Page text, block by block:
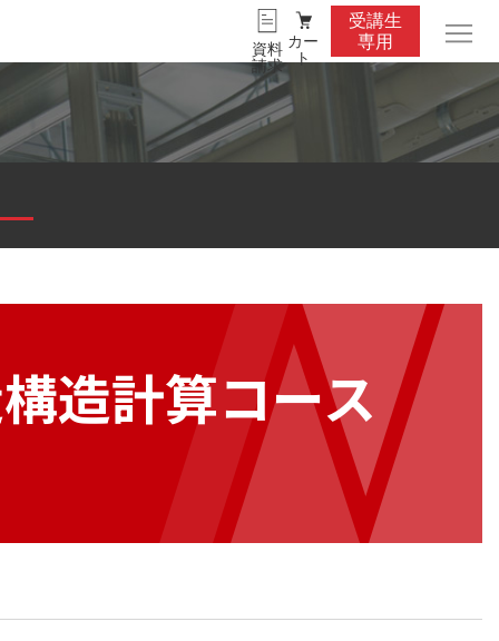
資料
請求
カー
ト
受講生
専用
造計算コース